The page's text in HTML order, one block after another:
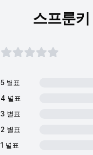
스프룬
5 별표
4 별표
3 별표
2 별표
1 별표